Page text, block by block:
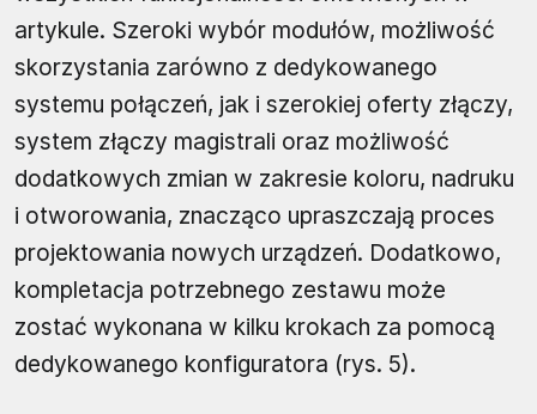
artykule. Szeroki wybór modułów, możliwość
skorzystania zarówno z dedykowanego
systemu połączeń, jak i szerokiej oferty złączy,
system złączy magistrali oraz możliwość
dodatkowych zmian w zakresie koloru, nadruku
i otworowania, znacząco upraszczają proces
projektowania nowych urządzeń. Dodatkowo,
kompletacja potrzebnego zestawu może
zostać wykonana w kilku krokach za pomocą
dedykowanego konfiguratora (rys. 5).